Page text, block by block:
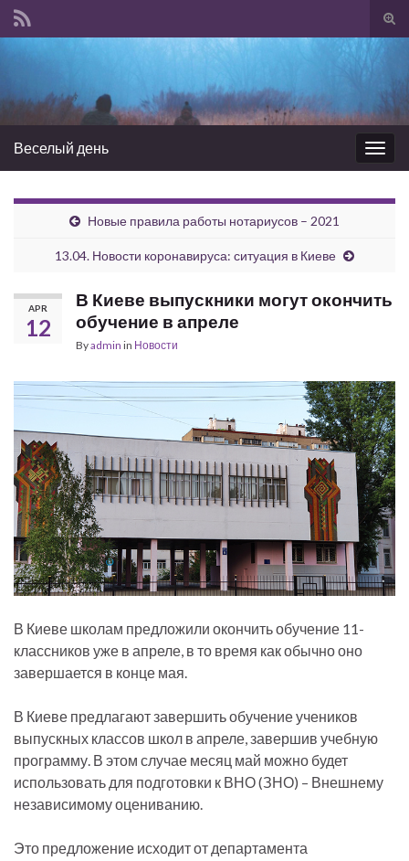
Веселый день
Новые правила работы нотариусов – 2021
13.04. Новости коронавируса: ситуация в Киеве
APR
12
В Киеве выпускники могут окончить
обучение в апреле
Byadmin in Новости
В Киеве школам предложили окончить обучение 11-
классников уже в апреле, в то время как обычно оно
завершается в конце мая.
В Киеве предлагают завершить обучение учеников
выпускных классов школ в апреле, завершив учебную
программу. В этом случае месяц май можно будет
использовать для подготовки к ВНО (ЗНО) – Внешнему
независимому оцениванию.
Это предложение исходит от департамента